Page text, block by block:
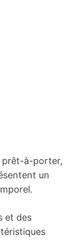
prêt-à-porter,
un
et des